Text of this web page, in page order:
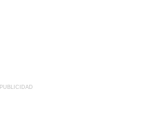
PUBLICIDAD